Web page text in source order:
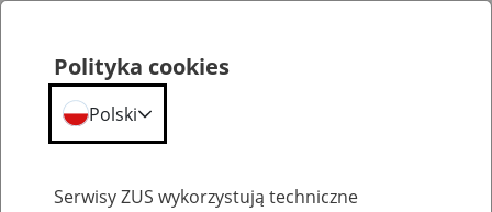
Polityka cookies
Polski
Serwisy ZUS wykorzystują techniczne